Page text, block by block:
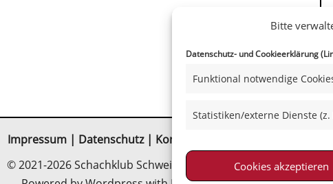
Bitte
Datenschutz- und Cookieerklärung
Funktional notwendige
Statistiken/externe Dienste (z.
Cookies akzeptieren
Impressum| Datenschutz| Kontakt
© 2021-2026 Schachklub Schweinfurt 2000 e. V.